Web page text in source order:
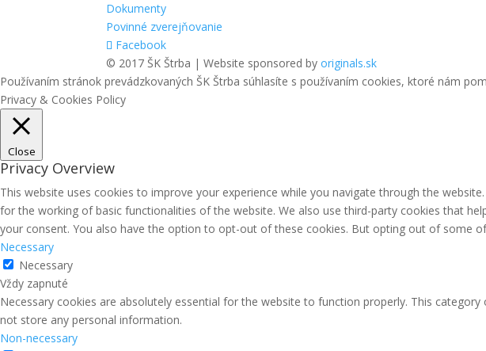
Dokumenty
Povinné zverejňovanie
Facebook
© 2017 ŠK Štrba | Website sponsored byoriginals.sk
Používaním stránok prevádzkovaných ŠK Štrba súhlasíte s používaním cookies, ktoré nám
Privacy & Cookies Policy
Close
Privacy Overview
This website uses cookies to improve your experience while you navigate through the
for the working of basic functionalities of the website. We also use third-party cookies that
your consent. You also have the option to opt-out of these cookies. But opting out of some
Necessary
Necessary
Vždy zapnuté
Necessary cookies are absolutely essential for the website to function properly. This
not store any personal information.
Non-necessary